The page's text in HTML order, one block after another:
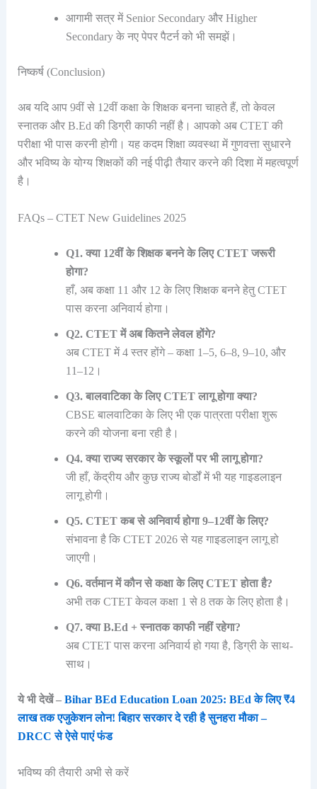
आगामी सत्र में Senior Secondary और Higher
Secondary के नए पेपर पैटर्न को भी समझें।
निष्कर्ष (Conclusion)
अब यदि आप 9वीं से 12वीं कक्षा के शिक्षक बनना चाहते हैं, तो केवल
स्नातक और B.Ed की डिग्री काफी नहीं है। आपको अब CTET की
परीक्षा भी पास करनी होगी। यह कदम शिक्षा व्यवस्था में गुणवत्ता सुधारने
और भविष्य के योग्य शिक्षकों की नई पीढ़ी तैयार करने की दिशा में महत्वपूर्ण
है।
FAQs – CTET New Guidelines 2025
Q1. क्या 12वीं के शिक्षक बनने के लिए CTET जरूरी
होगा?
हाँ, अब कक्षा 11 और 12 के लिए शिक्षक बनने हेतु CTET
पास करना अनिवार्य होगा।
Q2. CTET में अब कितने लेवल होंगे?
अब CTET में 4 स्तर होंगे – कक्षा 1–5, 6–8, 9–10, और
11–12।
Q3. बालवाटिका के लिए CTET लागू होगा क्या?
CBSE बालवाटिका के लिए भी एक पात्रता परीक्षा शुरू
करने की योजना बना रही है।
Q4. क्या राज्य सरकार के स्कूलों पर भी लागू होगा?
जी हाँ, केंद्रीय और कुछ राज्य बोर्डों में भी यह गाइडलाइन
लागू होगी।
Q5. CTET कब से अनिवार्य होगा 9–12वीं के लिए?
संभावना है कि CTET 2026 से यह गाइडलाइन लागू हो
जाएगी।
Q6. वर्तमान में कौन से कक्षा के लिए CTET होता है?
अभी तक CTET केवल कक्षा 1 से 8 तक के लिए होता है।
Q7. क्या B.Ed + स्नातक काफी नहीं रहेगा?
अब CTET पास करना अनिवार्य हो गया है, डिग्री के साथ-
साथ।
ये भी देखें – Bihar BEd Education Loan 2025: BEd के लिए ₹4
लाख तक एजुकेशन लोन! बिहार सरकार दे रही है सुनहरा मौका –
DRCC से ऐसे पाएं फंड
भविष्य की तैयारी अभी से करें